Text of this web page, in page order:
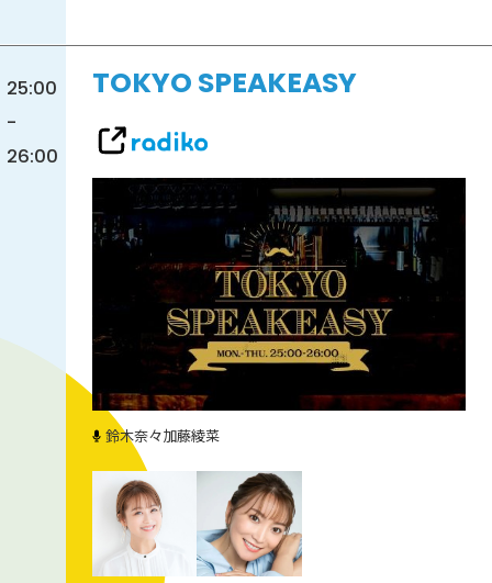
25:00
-
26:00
TOKYO SPEAKEASY
鈴木奈々加藤綾菜